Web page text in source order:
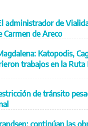
administrador de
Carmen de Areco
Katopodis,
trabajos en la Ruta
de tránsito
continúan las